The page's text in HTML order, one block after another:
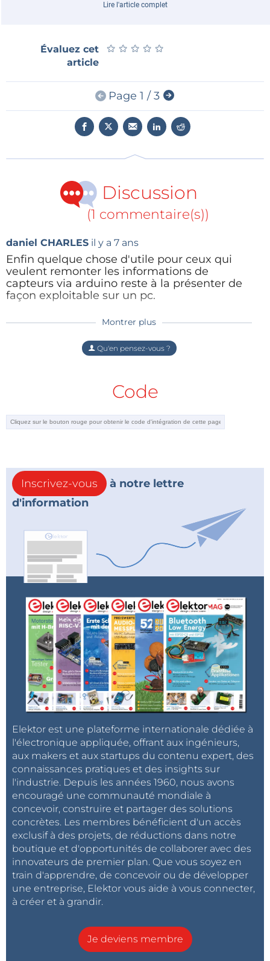
Ces cinq ports comportent chacun deux barrettes à
Schéma de principe d’utilisation du kit IdO de SunFounder.
concepteur du shield de nœud a exploré toutes les
possibilités pour tirer parti des connecteurs
connecté aux broches A3-A5. Le bouton-poussoir est
relié à la broche D2. Les broches D0 et D1 servant de
port série, D8-D13 restent utilisables pour
Lire l'article complet
Évaluez cet
article
★ ★ ★ ★ ★
★ ★ ★ ★ ★
Page 1 / 3
Discussion
(1 commentaire(s))
daniel CHARLES il y a 7 ans
Enfin quelque chose d'utile pour ceux qui
veulent remonter les informations de
capteurs via arduino reste à la présenter de
façon exploitable sur un pc.
RépondreMontrer plus
Qu'en pensez-vous ?
Code
Inscrivez-vous
à notre lettre
d'information
Elektor est une plateforme internationale dédiée à
l'électronique appliquée, offrant aux ingénieurs,
aux makers et aux startups du contenu expert, des
connaissances pratiques et des insights sur
l'industrie. Depuis les années 1960, nous avons
encouragé une communauté mondiale à
concevoir, construire et partager des solutions
concrètes. Les membres bénéficient d'un accès
exclusif à des projets, de réductions dans notre
boutique et d'opportunités de collaborer avec des
innovateurs de premier plan. Que vous soyez en
train d'apprendre, de concevoir ou de développer
une entreprise, Elektor vous aide à vous connecter,
à créer et à grandir.
Je deviens membre